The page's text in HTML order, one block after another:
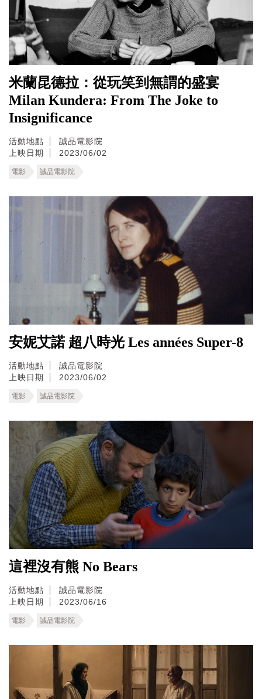
米蘭昆德拉：從玩笑到無謂的盛宴
Milan Kundera: From The Joke to
Insignificance
活動地點
誠品電影院
上映日期
2023/06/02
電影 誠品電影院
安妮艾諾 超八時光 Les années Super-8
活動地點
誠品電影院
上映日期
2023/06/02
電影 誠品電影院
這裡沒有熊 No Bears
活動地點
誠品電影院
上映日期
2023/06/16
電影 誠品電影院